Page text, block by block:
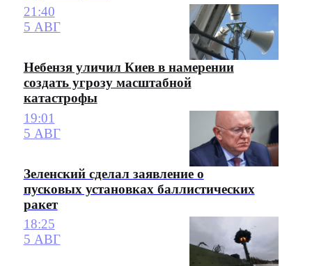
21:40
5 АВГ
Небензя уличил Киев в намерении
создать угрозу масштабной
катастрофы
19:01
5 АВГ
Зеленский сделал заявление о
пусковых установках баллистических
ракет
18:25
5 АВГ